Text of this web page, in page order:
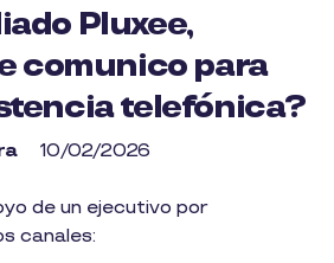
Pluxee,
comunico para
telefónica?
10/02/2026
de un ejecutivo por
canales: